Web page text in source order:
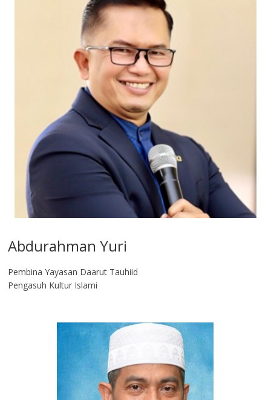
Abdurahman Yuri
Pembina Yayasan Daarut Tauhiid
Pengasuh Kultur Islami